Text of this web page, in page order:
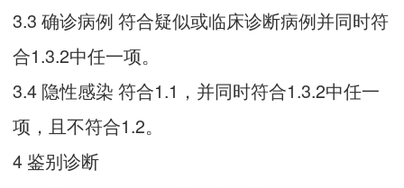
3.3 确诊病例 符合疑似或临床诊断病例并同时符
合1.3.2中任一项。
3.4 隐性感染 符合1.1，并同时符合1.3.2中任一
项，且不符合1.2。
4 鉴别诊断